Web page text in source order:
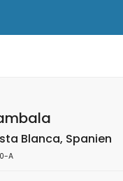
Blanca, Spanien
A